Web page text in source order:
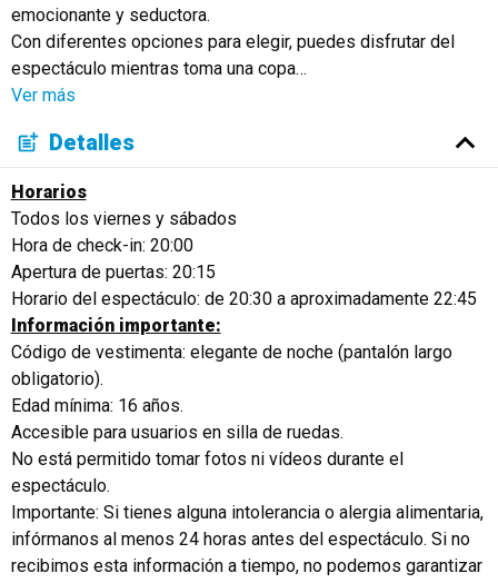
emocionante y seductora.
Con diferentes opciones para elegir, puedes disfrutar del
espectáculo mientras toma una copa…
Ver más
Detalles
Horarios
Todos los viernes y sábados
Hora de check-in: 20:00
Apertura de puertas: 20:15
Horario del espectáculo: de 20:30 a aproximadamente 22:45
Información importante:
Código de vestimenta: elegante de noche (pantalón largo
obligatorio).
Edad mínima: 16 años.
Accesible para usuarios en silla de ruedas.
No está permitido tomar fotos ni vídeos durante el
espectáculo.
Importante: Si tienes alguna intolerancia o alergia alimentaria,
infórmanos al menos 24 horas antes del espectáculo. Si no
recibimos esta información a tiempo, no podemos garantizar